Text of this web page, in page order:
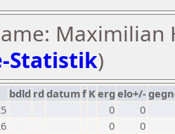
Maximilian
Statistik)
bdld rd datumf Kerg elo+/-
0
0
0
0